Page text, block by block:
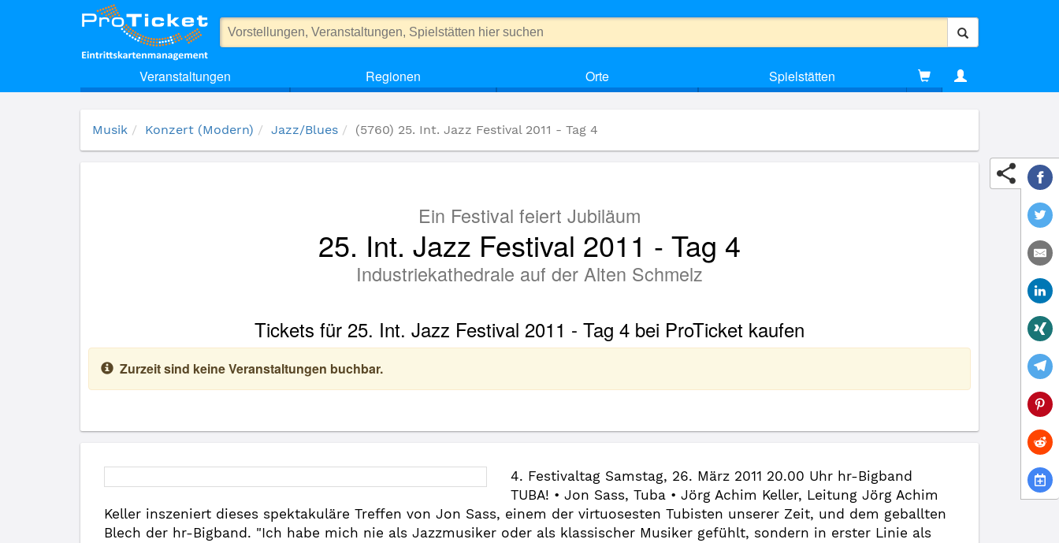
Veranstaltungen Regionen Orte Spielstätten
(5760) 25. Int. Jazz Festival 2011 - Tag 4
Musik Konzert (Modern) Jazz/Blues (5760) 25. Int. Jazz Festival 2011 - Tag 4
Ein Festival feiert Jubiläum
25. Int. Jazz Festival 2011 - Tag 4
Industriekathedrale auf der Alten Schmelz
Tickets für 25. Int. Jazz Festival 2011 - Tag 4 bei ProTicket kaufen
Zurzeit sind keine Veranstaltungen buchbar.
4. Festivaltag Samstag, 26. März 2011 20.00 Uhr hr-Bigband
TUBA! • Jon Sass, Tuba • Jörg Achim Keller, Leitung Jörg Achim
Keller inszeniert dieses spektakuläre Treffen von Jon Sass, einem der virtuosesten Tubisten unserer Zeit, und dem geballten
Blech der hr-Bigband. "Ich habe mich nie als Jazzmusiker oder als klassischer Musiker gefühlt, sondern in erster Linie als